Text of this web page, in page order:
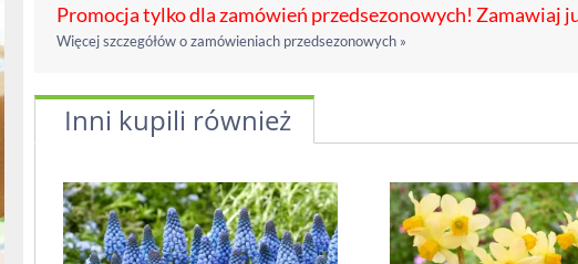
Promocja tylko dla zamówień przedsezonowych! Zamawiaj
Więcej szczegółów o zamówieniach przedsezonowych »
Inni kupili również